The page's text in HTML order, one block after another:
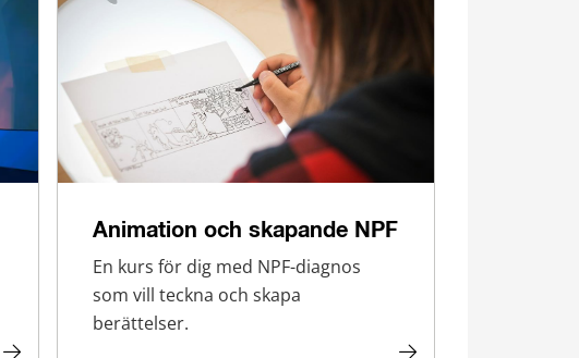
Animation och skapande NPF
En kurs för dig med NPF-diagnos
som vill teckna och skapa
berättelser.